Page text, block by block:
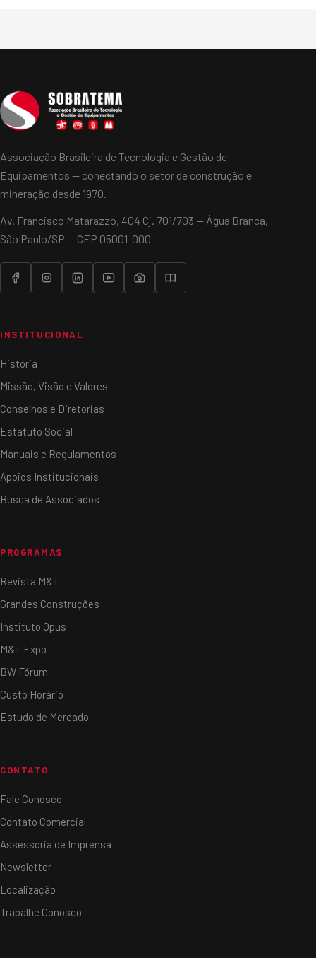
Associação Brasileira de Tecnologia e Gestão de
Equipamentos — conectando o setor de construção e
mineração desde 1970.
Av. Francisco Matarazzo, 404 Cj. 701/703 — Água Branca,
São Paulo/SP — CEP 05001-000
INSTITUCIONAL
História
Missão, Visão e Valores
Conselhos e Diretorias
Estatuto Social
Manuais e Regulamentos
Apoios Institucionais
Busca de Associados
PROGRAMAS
Revista M&T
Grandes Construções
Instituto Opus
M&T Expo
BW Fórum
Custo Horário
Estudo de Mercado
CONTATO
Fale Conosco
Contato Comercial
Assessoria de Imprensa
Newsletter
Localização
Trabalhe Conosco